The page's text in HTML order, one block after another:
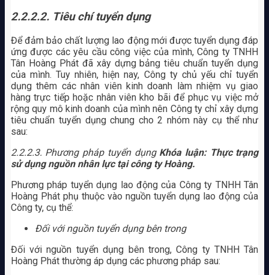
2.2.2.2. Tiêu chí tuyển dụng
Để đảm bảo chất lượng lao động mới được tuyển dụng đáp
ứng được các yêu cầu công việc của mình, Công ty TNHH
Tân Hoàng Phát đã xây dựng bảng tiêu chuẩn tuyển dụng
của mình. Tuy nhiên, hiện nay, Công ty chủ yếu chỉ tuyển
dụng thêm các nhân viên kinh doanh làm nhiệm vụ giao
hàng trực tiếp hoặc nhân viên kho bãi để phục vụ việc mở
rộng quy mô kinh doanh của mình nên Công ty chỉ xây dựng
tiêu chuẩn tuyển dụng chung cho 2 nhóm này cụ thể như
sau:
2.2.2.3. Phương pháp tuyển dụng Khóa luận: Thực trạng
sử dụng nguồn nhân lực tại công ty Hoàng.
Phương pháp tuyển dụng lao động của Công ty TNHH Tân
Hoàng Phát phụ thuộc vào nguồn tuyển dụng lao động của
Công ty, cụ thể:
Đối với nguồn tuyển dụng bên trong
Đối với nguồn tuyển dụng bên trong, Công ty TNHH Tân
Hoàng Phát thường áp dụng các phương pháp sau: